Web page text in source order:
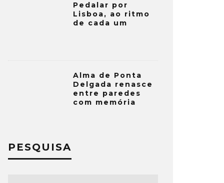
Pedalar por
Lisboa, ao ritmo
de cada um
Alma de Ponta
Delgada renasce
entre paredes
com memória
PESQUISA